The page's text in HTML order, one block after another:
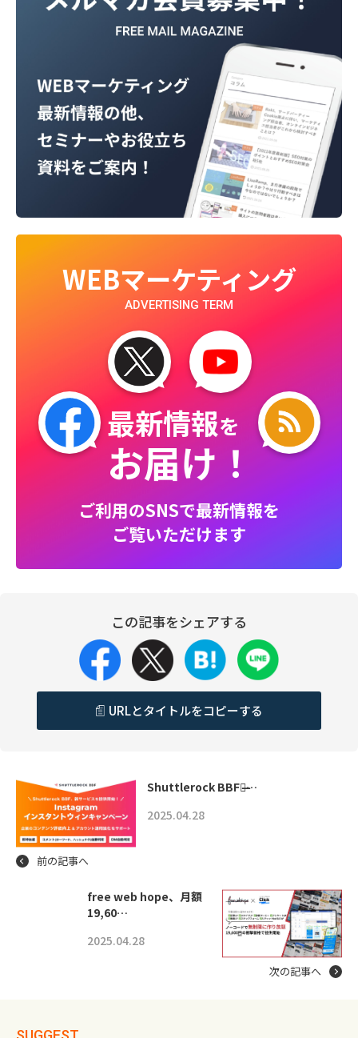
WEBマーケティング
ADVERTISING TERM
最新情報を
お届け！
ご利用のSNSで最新情報を
ご覧いただけます
この記事をシェアする
URLとタイトルをコピーする
Shuttlerock BBF、̶…
2025.04.28
前の記事へ
free web hope、月額
19,60…
2025.04.28
次の記事へ